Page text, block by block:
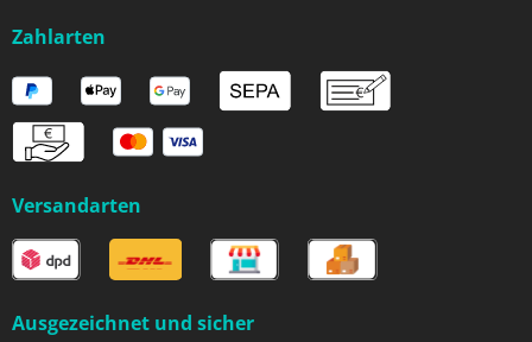
Zahlarten
Versandarten
Ausgezeichnet und sicher